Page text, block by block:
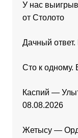
У нас
от Столото
Дачный
Сто к одному.
Каспий —
08.08.2026
Жетысу —